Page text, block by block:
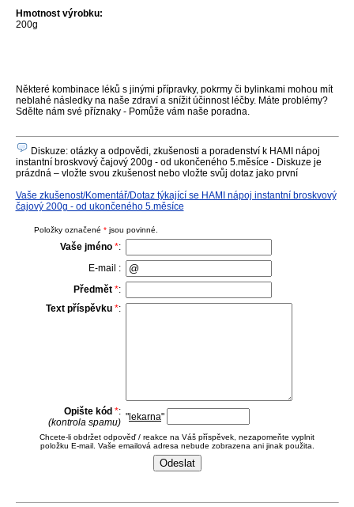
Hmotnost výrobku:
200g
Některé kombinace léků s jinými přípravky, pokrmy či bylinkami mohou mít
neblahé následky na naše zdraví a snížit účinnost léčby. Máte problémy?
Sdělte nám své příznaky - Pomůže vám naše poradna.
Diskuze: otázky a odpovědi, zkušenosti a poradenství k HAMI nápoj
instantní broskvový čajový 200g - od ukončeného 5.měsíce - Diskuze je
prázdná – vložte svou zkušenost nebo vložte svůj dotaz jako první
Vaše zkušenost/Komentář/Dotaz týkající se HAMI nápoj instantní broskvový
čajový 200g - od ukončeného 5.měsíce
Položky označené * jsou povinné.
Vaše jméno *:
E-mail :
Předmět *:
Text příspěvku *:
Opište kód *:
(kontrola spamu) " lekarna"
Chcete-li obdržet odpověď / reakce na Váš příspěvek, nezapomeňte vyplnit
položku E-mail. Vaše emailová adresa nebude zobrazena ani jinak použita.